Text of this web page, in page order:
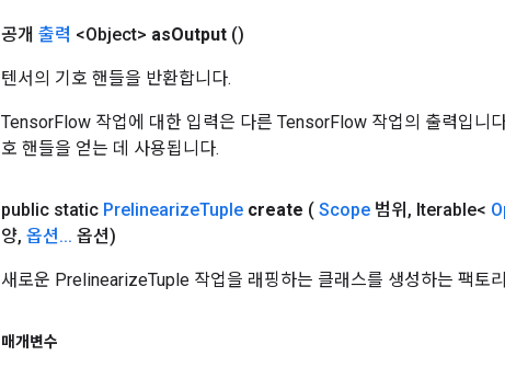
공개 출력 <Object> asOutput ()
텐서의 기호 핸들을 반환합니다.
TensorFlow 작업에 대한 입력은 다른 TensorFlow 작업의 출력입니
호 핸들을 얻는 데 사용됩니다.
public static PrelinearizeTuple create ( Scope 범위 , Iterable<
양, 옵션... 옵션)
새로운 PrelinearizeTuple 작업을 래핑하는 클래스를 생성하는 팩토
매개변수